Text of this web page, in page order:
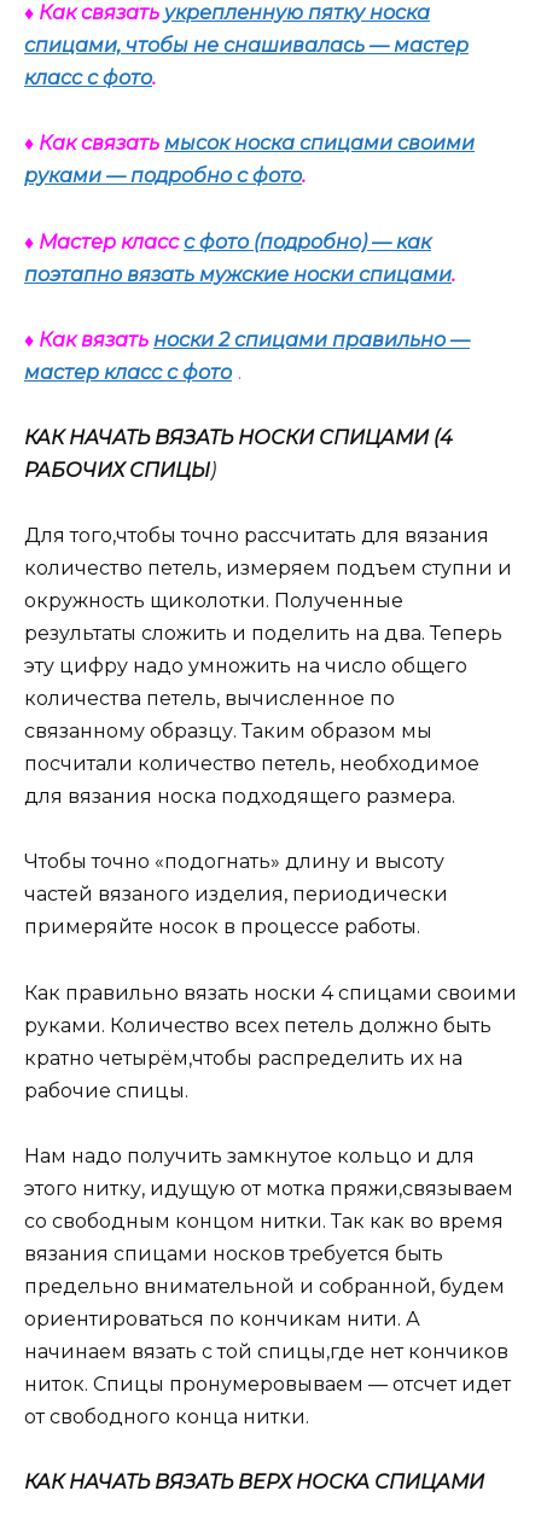
♦ Как связать укрепленную пятку носка
спицами, чтобы не снашивалась — мастер
класс с фото.
♦ Как связать мысок носка спицами своими
руками — подробно с фото.
♦ Мастер классс фото (подробно) — как
поэтапно вязать мужские носки спицами.
♦ Как вязать носки 2 спицами правильно —
мастер класс с фото .
КАК НАЧАТЬ ВЯЗАТЬ НОСКИ СПИЦАМИ (4
РАБОЧИХ СПИЦЫ)
Для того,чтобы точно рассчитать для вязания
количество петель, измеряем подъем ступни и
окружность щиколотки. Полученные
результаты сложить и поделить на два. Теперь
эту цифру надо умножить на число общего
количества петель, вычисленное по
связанному образцу. Таким образом мы
посчитали количество петель, необходимое
для вязания носка подходящего размера.
Чтобы точно «подогнать» длину и высоту
частей вязаного изделия, периодически
примеряйте носок в процессе работы.
Как правильно вязать носки 4 спицами своими
руками. Количество всех петель должно быть
кратно четырём,чтобы распределить их на
рабочие спицы.
Нам надо получить замкнутое кольцо и для
этого нитку, идущую от мотка пряжи,связываем
со свободным концом нитки. Так как во время
вязания спицами носков требуется быть
предельно внимательной и собранной, будем
ориентироваться по кончикам нити. А
начинаем вязать с той спицы,где нет кончиков
ниток. Спицы пронумеровываем — отсчет идет
от свободного конца нитки.
КАК НАЧАТЬ ВЯЗАТЬ ВЕРХ НОСКА СПИЦАМИ